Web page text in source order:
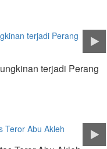
terjadi Perang